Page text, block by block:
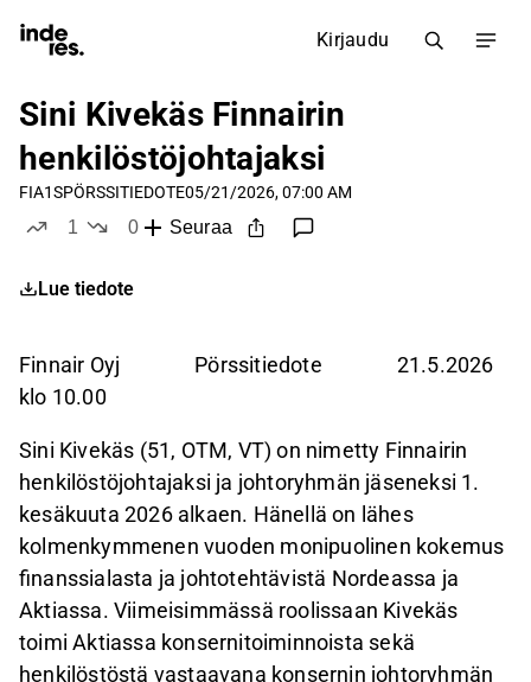
Kirjaudu
Sini Kivekäs Finnairin
henkilöstöjohtajaksi
FIA1SPÖRSSITIEDOTE05/21/2026, 07:00 AM
1
0
Seuraa
Lue tiedote
Finnair Oyj Pörssitiedote 21.5.2026
klo 10.00
Sini Kivekäs (51, OTM, VT) on nimetty Finnairin
henkilöstöjohtajaksi ja johtoryhmän jäseneksi 1.
kesäkuuta 2026 alkaen. Hänellä on lähes
kolmenkymmenen vuoden monipuolinen kokemus
finanssialasta ja johtotehtävistä Nordeassa ja
Aktiassa. Viimeisimmässä roolissaan Kivekäs
toimi Aktiassa konsernitoiminnoista sekä
henkilöstöstä vastaavana konsernin johtoryhmän